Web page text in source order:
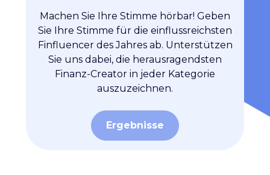
Machen Sie Ihre Stimme hörbar! Geben
Sie Ihre Stimme für die einflussreichsten
Finfluencer des Jahres ab. Unterstützen
Sie uns dabei, die herausragendsten
Finanz-Creator in jeder Kategorie
auszuzeichnen.
Ergebnisse